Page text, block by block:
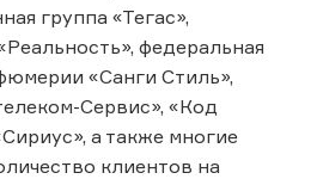
группа «Тегас»,
федеральная
«Санги Стиль»,
Сервис», «Код
а также многие
клиентов на